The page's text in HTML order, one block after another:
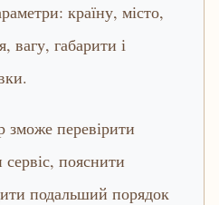
країну, місто,
вагу, габарити і
зможе перевірити
пояснити
подальший порядок